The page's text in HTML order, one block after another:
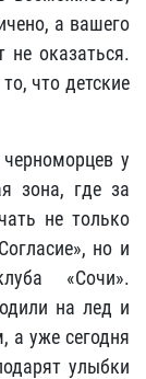
а вашего
не оказаться.
что детские
у
зона, где за
не только
но и
«Сочи».
на лед и
а уже сегодня
улыбки